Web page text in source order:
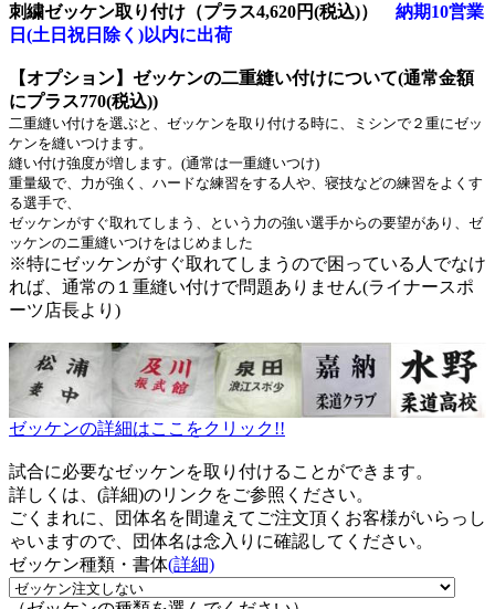
刺繍ゼッケン取り付け（プラス4,620円(税込)） 納期10営業
日(土日祝日除く)以内に出荷
【オプション】ゼッケンの二重縫い付けについて(通常金額
にプラス770(税込))
二重縫い付けを選ぶと、ゼッケンを取り付ける時に、ミシンで２重にゼッ
ケンを縫いつけます。
縫い付け強度が増します。(通常は一重縫いつけ)
重量級で、力が強く、ハードな練習をする人や、寝技などの練習をよくす
る選手で、
ゼッケンがすぐ取れてしまう、という力の強い選手からの要望があり、ゼ
ッケンのニ重縫いつけをはじめました
※特にゼッケンがすぐ取れてしまうので困っている人でなけ
れば、通常の１重縫い付けで問題ありません(ライナースポ
ーツ店長より)
ゼッケンの詳細はここをクリック!!
試合に必要なゼッケンを取り付けることができます。
詳しくは、(詳細)のリンクをご参照ください。
ごくまれに、団体名を間違えてご注文頂くお客様がいらっし
ゃいますので、団体名は念入りに確認してください。
ゼッケン種類・書体(詳細)